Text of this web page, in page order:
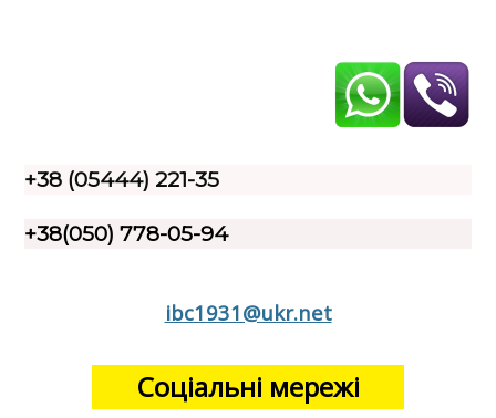
+38 (05444) 221-35
+38(050) 778-05-94
ibc1931@ukr.net
Соціальні мережі